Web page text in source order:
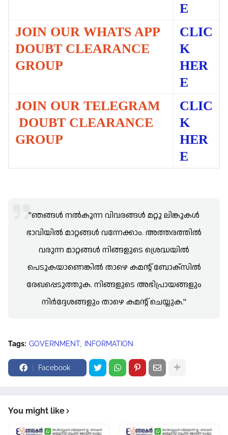
E
JOIN OUR WHATS APP
DOUBT CLEARANCE
GROUP
CLIC
K
HER
E
JOIN OUR TELEGRAM
DOUBT CLEARANCE
GROUP
CLIC
K
HER
E
"ഞങ്ങൾ നൽകുന്ന വിവരങ്ങൾ മറ്റു ലിങ്കുകൾ
ഭാവിയിൽ മാറ്റങ്ങൾ വന്നേക്കാം. അത്തരത്തിൽ
വരുന്ന മാറ്റങ്ങൾ നിങ്ങളുടെ ശ്രെദ്ധയിൽ
പെടുകയാണെങ്കിൽ താഴെ കമന്റ് ബോക്സിൽ
രേഖപ്പെടുത്തുക. നിങ്ങളുടെ അഭിപ്രായങ്ങളും
നിർദ്ദേശങ്ങളും താഴെ കമന്റ് ചെയ്യുക."
Tags: GOVERNMENT INFORMATION
Facebook
You might like